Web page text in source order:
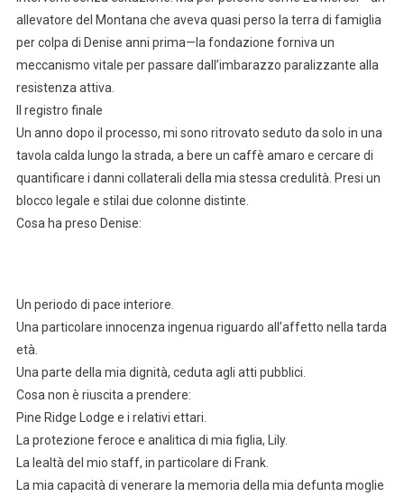
allevatore del Montana che aveva quasi perso la terra di famiglia
per colpa di Denise anni prima—la fondazione forniva un
meccanismo vitale per passare dall’imbarazzo paralizzante alla
resistenza attiva.
Il registro finale
Un anno dopo il processo, mi sono ritrovato seduto da solo in una
tavola calda lungo la strada, a bere un caffè amaro e cercare di
quantificare i danni collaterali della mia stessa credulità. Presi un
blocco legale e stilai due colonne distinte.
Cosa ha preso Denise:
Un periodo di pace interiore.
Una particolare innocenza ingenua riguardo all’affetto nella tarda
età.
Una parte della mia dignità, ceduta agli atti pubblici.
Cosa non è riuscita a prendere:
Pine Ridge Lodge e i relativi ettari.
La protezione feroce e analitica di mia figlia, Lily.
La lealtà del mio staff, in particolare di Frank.
La mia capacità di venerare la memoria della mia defunta moglie